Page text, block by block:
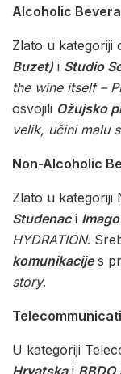
Alcoholic
Zlato u kategoriji
Buzet) i Studio
the wine itself –
osvojili Ožujsko
velik, učini malu
Non-Alcoholic
Zlato u kategoriji
Studenaci
HYDRATION.
komunikacijes
story.
U kategoriji
Hrvatskai BBDO